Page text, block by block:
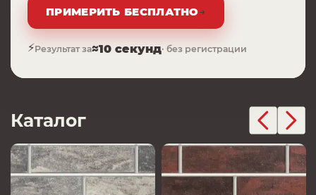
ПРИМЕРИТЬ БЕСПЛАТНО→
⚡Результат за≈10 секунд· без регистрации
Каталог